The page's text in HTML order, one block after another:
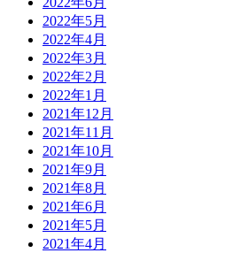
2022年5月
2022年4月
2022年3月
2022年2月
2022年1月
2021年12月
2021年11月
2021年10月
2021年9月
2021年8月
2021年6月
2021年5月
2021年4月